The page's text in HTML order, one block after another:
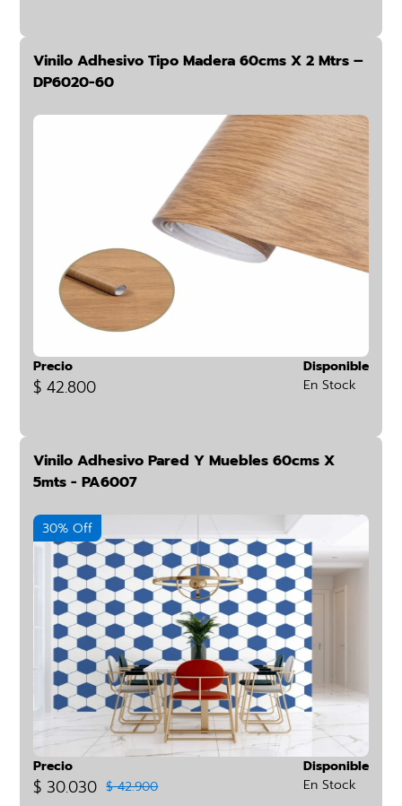
Vinilo Adhesivo Tipo Madera 60cms X 2 Mtrs –
DP6020-60
Precio
$ 42.800
Disponible
En Stock
Vinilo Adhesivo Pared Y Muebles 60cms X
5mts - PA6007
30% Off
Precio
$ 30.030 $ 42.900
Disponible
En Stock